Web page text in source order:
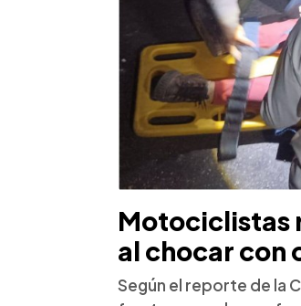
Motociclistas
al chocar con
Según el reporte de la